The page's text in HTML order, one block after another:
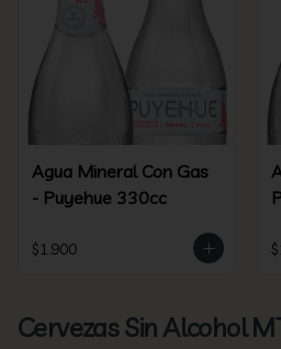
Agua Mineral Con Gas
- Puyehue 330cc
$1.900
Cervezas Sin Alcohol